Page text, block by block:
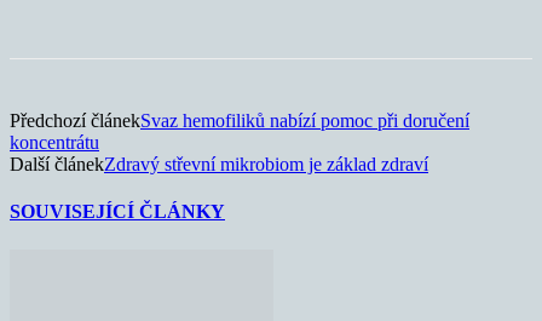
Předchozí článekSvaz hemofiliků nabízí pomoc při doručení
koncentrátu
Další článekZdravý střevní mikrobiom je základ zdraví
SOUVISEJÍCÍ ČLÁNKY